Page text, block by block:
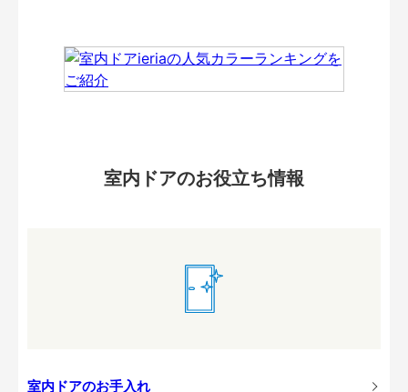
室内ドアのお役立ち情報
室内ドアのお手入れ